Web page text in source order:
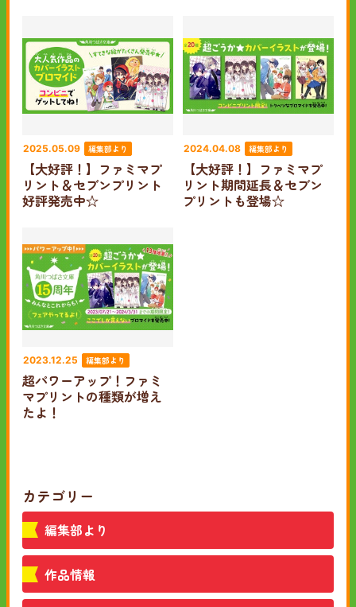
2025.05.09 編集部より
【大好評！】ファミマプ
リント＆セブンプリント
好評発売中☆
2024.04.08 編集部より
【大好評！】ファミマプ
リント期間延長＆セブン
プリントも登場☆
2023.12.25 編集部より
超パワーアップ！ファミ
マプリントの種類が増え
たよ！
カテゴリー
編集部より
作品情報